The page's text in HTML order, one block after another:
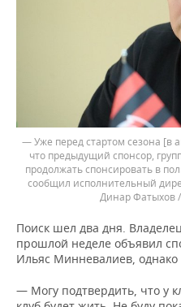
— Уже перед стартом сезона [в
что предыдущий спонсор,
продолжать спонсировать в
сообщил исполнительный
Динар Фатыхов
Поиск шел два дня.
прошлой неделе объявил
Ильяс Минневалиев, однако
— Могу подтвердить, что у